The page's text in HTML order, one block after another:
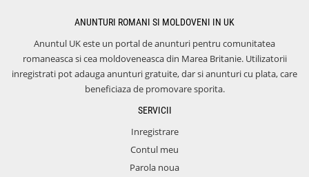
ANUNTURI ROMANI SI MOLDOVENI IN UK
Anuntul UK este un portal de anunturi pentru comunitatea
romaneasca si cea moldoveneasca din Marea Britanie. Utilizatorii
inregistrati pot adauga anunturi gratuite, dar si anunturi cu plata, care
beneficiaza de promovare sporita.
SERVICII
Inregistrare
Contul meu
Parola noua